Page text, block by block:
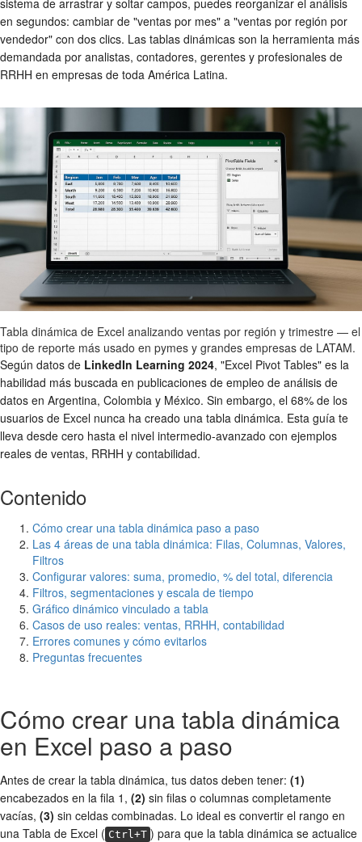
sistema de arrastrar y soltar campos, puedes reorganizar el análisis
en segundos: cambiar de "ventas por mes" a "ventas por región por
vendedor" con dos clics. Las tablas dinámicas son la herramienta más
demandada por analistas, contadores, gerentes y profesionales de
RRHH en empresas de toda América Latina.
Tabla dinámica de Excel analizando ventas por región y trimestre — el
tipo de reporte más usado en pymes y grandes empresas de LATAM.
Según datos de LinkedIn Learning 2024, "Excel Pivot Tables" es la
habilidad más buscada en publicaciones de empleo de análisis de
datos en Argentina, Colombia y México. Sin embargo, el 68% de los
usuarios de Excel nunca ha creado una tabla dinámica. Esta guía te
lleva desde cero hasta el nivel intermedio-avanzado con ejemplos
reales de ventas, RRHH y contabilidad.
Contenido
Cómo crear una tabla dinámica paso a paso
Las 4 áreas de una tabla dinámica: Filas, Columnas, Valores,
Filtros
Configurar valores: suma, promedio, % del total, diferencia
Filtros, segmentaciones y escala de tiempo
Gráfico dinámico vinculado a tabla
Casos de uso reales: ventas, RRHH, contabilidad
Errores comunes y cómo evitarlos
Preguntas frecuentes
Cómo crear una tabla dinámica
en Excel paso a paso
Antes de crear la tabla dinámica, tus datos deben tener: (1)
encabezados en la fila 1, (2) sin filas o columnas completamente
vacías, (3) sin celdas combinadas. Lo ideal es convertir el rango en
una Tabla de Excel ( Ctrl+T ) para que la tabla dinámica se actualice